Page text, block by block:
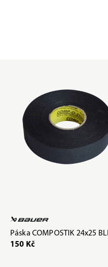
Páska COMPOSTIK 24x25
150 Kč